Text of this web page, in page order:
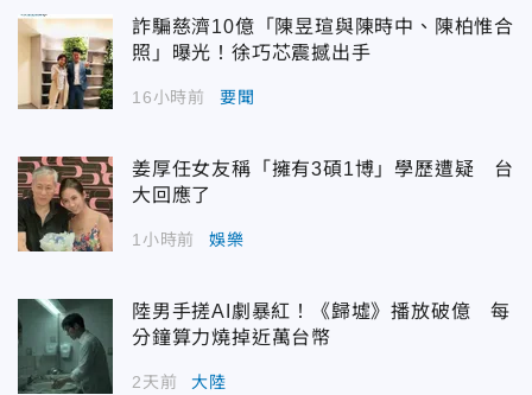
詐騙慈濟10億「陳昱瑄與陳時中、陳柏惟合
照」曝光！徐巧芯震撼出手
16小時前 要聞
姜厚任女友稱「擁有3碩1博」學歷遭疑 台
大回應了
1小時前 娛樂
陸男手搓AI劇暴紅！《歸墟》播放破億 每
分鐘算力燒掉近萬台幣
2天前 大陸